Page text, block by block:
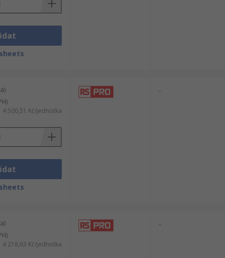
4 500,51 Kč/jednotka
-
4 218,63 Kč/jednotka
-